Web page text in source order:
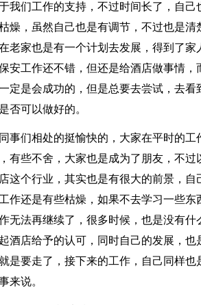
我们工作的支持，不过时间长了，自己
燥，虽然自己也是有调节，不过也是
老家也是有一个计划去发展，得到了
安工作还不错，但还是给酒店做事情
定是会成功的，但是总要去尝试，去
否可以做好的。
事们相处的挺愉快的，大家在平时的
有些不舍，大家也是成为了朋友，不
这个行业，其实也是有很大的前景，
作还是有些枯燥，如果不去学习一些
无法再继续了，很多时候，也是没有
酒店给予的认可，同时自己的发展，
是要走了，接下来的工作，自己同样
来说。